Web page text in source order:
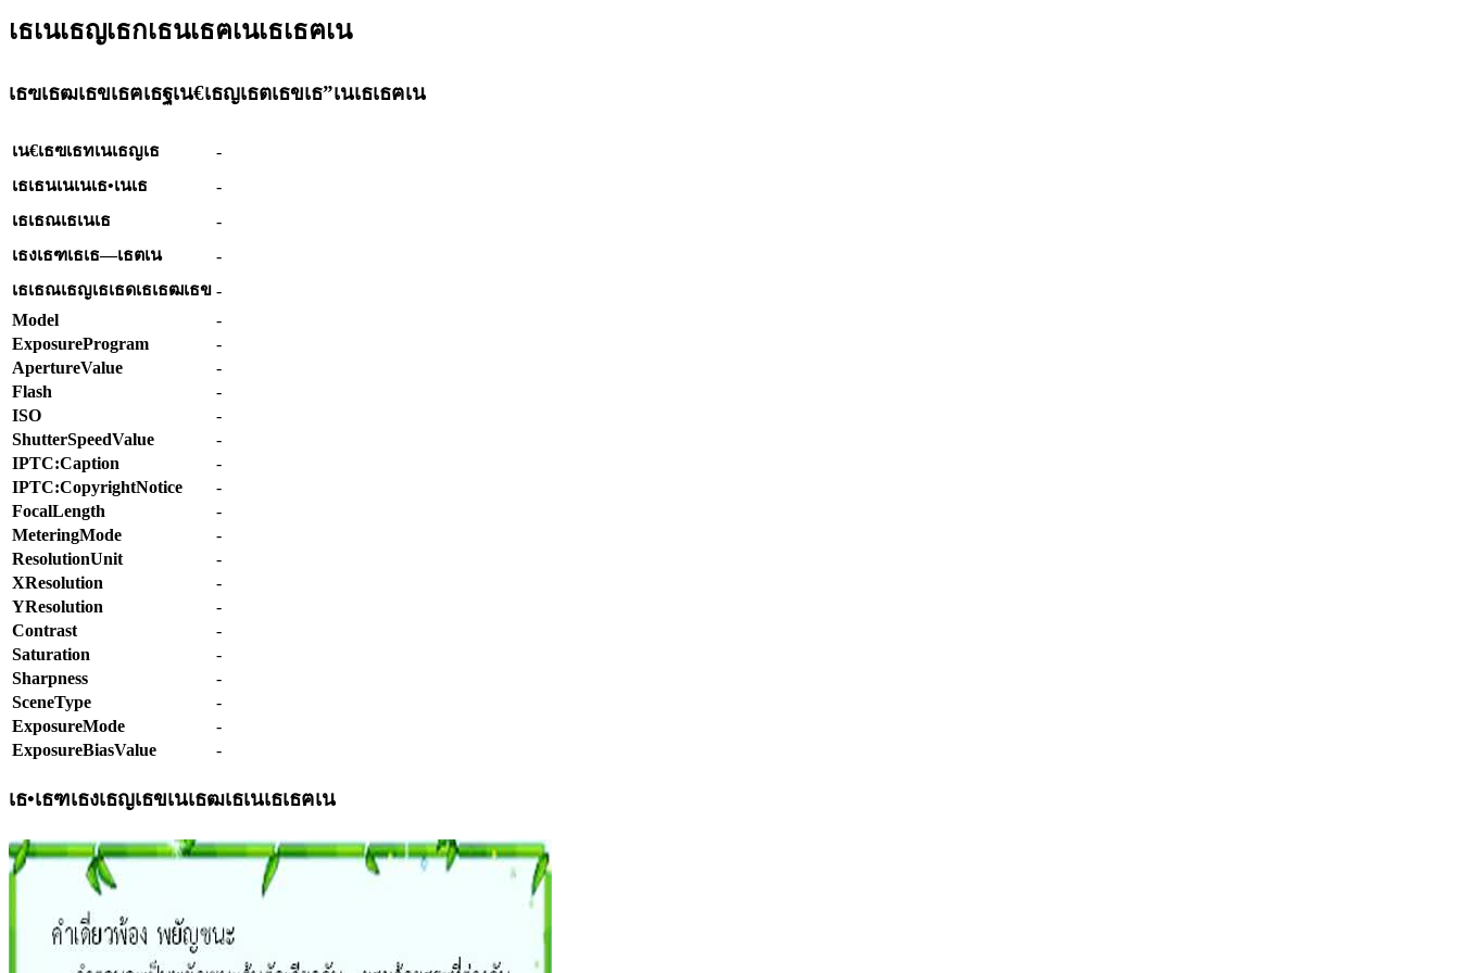
เธเนเธญเธกเธนเธฅเนเธเธฅเน
เธฃเธฒเธขเธฅเธฐเน€เธญเธตเธขเธ”เนเธเธฅเน
เน€เธฃเธทเนเธญเธ
-
เธเธนเนเนเธ•เนเธ
-
เธเธณเธเนเธ
-
เธงเธฑเธเธ—เธตเน
-
เธเธณเธญเธเธดเธเธฒเธข -
Model
-
ExposureProgram
-
ApertureValue
-
Flash
-
ISO
-
ShutterSpeedValue
-
IPTC:Caption
-
IPTC:CopyrightNotice
-
FocalLength
-
MeteringMode
-
ResolutionUnit
-
XResolution
-
YResolution
-
Contrast
-
Saturation
-
Sharpness
-
SceneType
-
ExposureMode
-
ExposureBiasValue
-
เธ•เธฑเธงเธญเธขเนเธฒเธเนเธเธฅเน